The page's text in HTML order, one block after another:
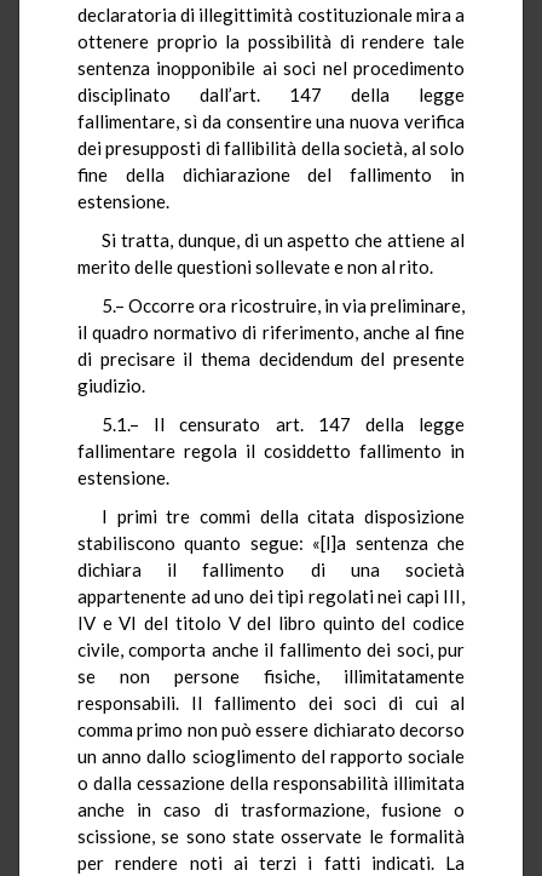
declaratoria di illegittimità costituzionale mira a
ottenere proprio la possibilità di rendere tale
sentenza inopponibile ai soci nel procedimento
disciplinato dall’art. 147 della legge
fallimentare, sì da consentire una nuova verifica
dei presupposti di fallibilità della società, al solo
fine della dichiarazione del fallimento in
estensione.
Si tratta, dunque, di un aspetto che attiene al
merito delle questioni sollevate e non al rito.
5.– Occorre ora ricostruire, in via preliminare,
il quadro normativo di riferimento, anche al fine
di precisare il thema decidendum del presente
giudizio.
5.1.– Il censurato art. 147 della legge
fallimentare regola il cosiddetto fallimento in
estensione.
I primi tre commi della citata disposizione
stabiliscono quanto segue: «[l]a sentenza che
dichiara il fallimento di una società
appartenente ad uno dei tipi regolati nei capi III,
IV e VI del titolo V del libro quinto del codice
civile, comporta anche il fallimento dei soci, pur
se non persone fisiche, illimitatamente
responsabili. Il fallimento dei soci di cui al
comma primo non può essere dichiarato decorso
un anno dallo scioglimento del rapporto sociale
o dalla cessazione della responsabilità illimitata
anche in caso di trasformazione, fusione o
scissione, se sono state osservate le formalità
per rendere noti ai terzi i fatti indicati. La